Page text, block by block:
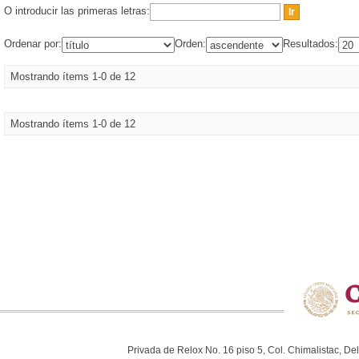
O introducir las primeras letras:
Ordenar por: Orden: Resultados:
Mostrando ítems 1-0 de 12
Mostrando ítems 1-0 de 12
Privada de Relox No. 16 piso 5, Col. Chimalistac,